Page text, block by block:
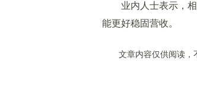
业内人士表示，相
能更好稳固营收。
文章内容仅供阅读，不